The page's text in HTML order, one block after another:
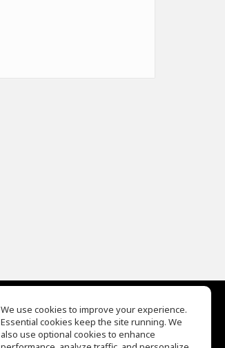
EQ Ear Training
Drum Machine
We use cookies to improve your experience.
Essential cookies keep the site running. We
also use optional cookies to enhance